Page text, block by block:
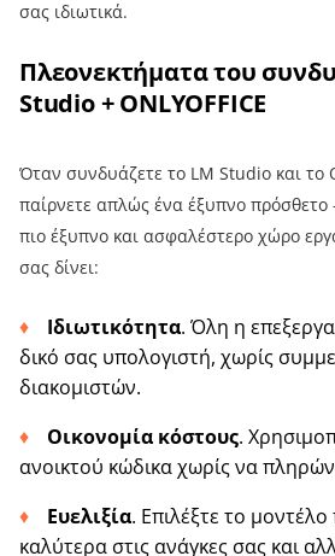
σας ιδιωτικά.
Πλεονεκτήματα του
Studio + ONLYOFFICE
Όταν συνδυάζετε το LM Studio και το
παίρνετε απλώς ένα έξυπνο πρόσθετο
πιο έξυπνο και ασφαλέστερο χώρο
σας δίνει:
Ιδιωτικότητα. Όλη η
δικό σας υπολογιστή, χωρίς
διακομιστών.
Οικονομία κόστους.
ανοικτού κώδικα χωρίς να
Ευελιξία. Επιλέξτε το μοντέλο
καλύτερα στις ανάγκες σας και